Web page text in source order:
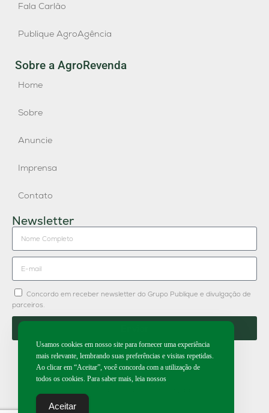
Fala Carlão
Publique AgroAgência
Sobre a AgroRevenda
Home
Sobre
Anuncie
Imprensa
Contato
Newsletter
Concordo em receber newsletter do Grupo Publique e divulgação de
parceiros.
Usamos cookies em nosso site para fornecer uma experiência
mais relevante, lembrando suas preferências e visitas repetidas.
Ao clicar em “Aceitar”, você concorda com a utilização de
todos os cookies. Para saber mais, leia nossos
Aceitar